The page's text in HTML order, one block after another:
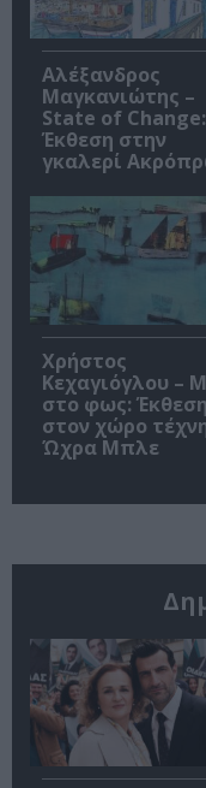
Αλέξανδρος
Μαγκανιώτης –
State of Change:
Έκθεση στην
γκαλερί
Χρήστος
Κεχαγιόγλου –
στο φως: Έκθεση
στον χώρο
Ώχρα Μπλε